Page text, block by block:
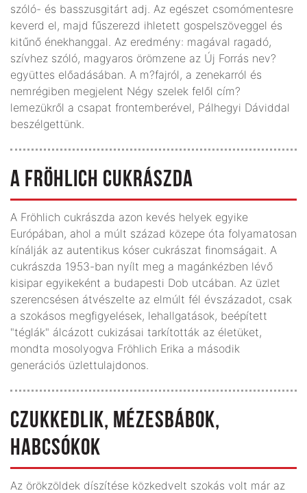
szóló- és basszusgitárt adj. Az egészet csomómentesre
keverd el, majd fűszerezd ihletett gospelszöveggel és
kitűnő énekhanggal. Az eredmény: magával ragadó,
szívhez szóló, magyaros örömzene az Új Forrás nev?
együttes előadásában. A m?fajról, a zenekarról és
nemrégiben megjelent Négy szelek felől cím?
lemezükről a csapat frontemberével, Pálhegyi Dáviddal
beszélgettünk.
A FRÖHLICH CUKRÁSZDA
A Fröhlich cukrászda azon kevés helyek egyike
Európában, ahol a múlt század közepe óta folyamatosan
kínálják az autentikus kóser cukrászat finomságait. A
cukrászda 1953-ban nyílt meg a magánkézben lévő
kisipar egyikeként a budapesti Dob utcában. Az üzlet
szerencsésen átvészelte az elmúlt fél évszázadot, csak
a szokásos megfigyelések, lehallgatások, beépített
"téglák" álcázott cukizásai tarkították az életüket,
mondta mosolyogva Fröhlich Erika a második
generációs üzlettulajdonos.
CZUKKEDLIK, MÉZESBÁBOK,
HABCSÓKOK
Az örökzöldek díszítése közkedvelt szokás volt már az